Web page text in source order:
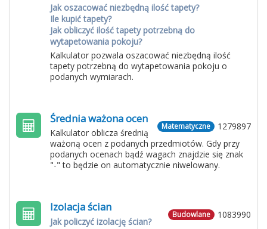
Jak oszacować niezbędną ilość tapety?
Ile kupić tapety?
Jak obliczyć ilość tapety potrzebną do
wytapetowania pokoju?
Kalkulator pozwala oszacować niezbędną ilość
tapety potrzebną do wytapetowania pokoju o
podanych wymiarach.
1279897
Matematyczne
Średnia ważona ocen
Kalkulator oblicza średnią
ważoną ocen z podanych przedmiotów. Gdy przy
podanych ocenach bądź wagach znajdzie się znak
"-" to będzie on automatycznie niwelowany.
1083990
Budowlane
Izolacja ścian
Jak policzyć izolację ścian?